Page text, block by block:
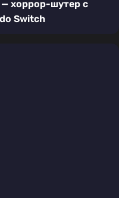
хоррор-шутер с
Switch